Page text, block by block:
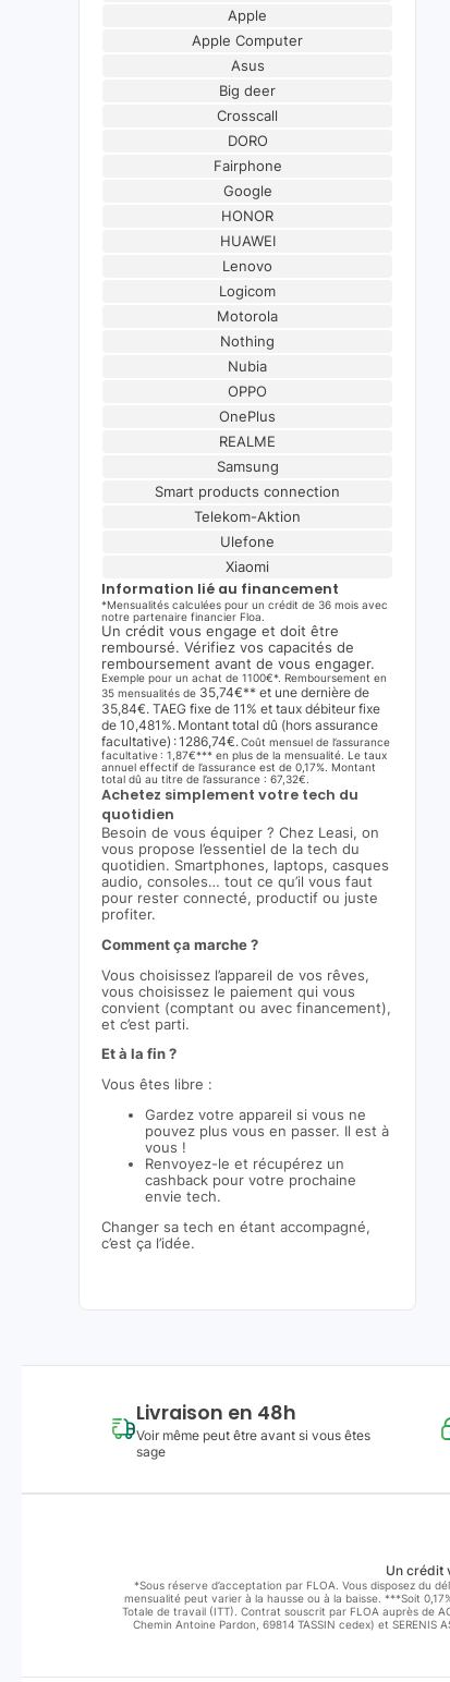
Apple
Apple Computer
Asus
Big deer
Crosscall
DORO
Fairphone
Google
HONOR
HUAWEI
Lenovo
Logicom
Motorola
Nothing
Nubia
OPPO
OnePlus
REALME
Samsung
Smart products connection
Telekom-Aktion
Ulefone
Xiaomi
Information lié au financement
*Mensualités calculées pour un crédit de 36 mois avec
notre partenaire financier Floa.
Un crédit vous engage et doit être
remboursé. Vérifiez vos capacités de
remboursement avant de vous engager.
Exemple pour un achat de 1100€*. Remboursement en
35 mensualités de 35,74€** et une dernière de
35,84€. TAEG fixe de 11% et taux débiteur fixe
de 10,481%. Montant total dû (hors assurance
facultative) : 1286,74€.Coût mensuel de l’assurance
facultative : 1,87€*** en plus de la mensualité. Le taux
annuel effectif de l’assurance est de 0,17%. Montant
total dû au titre de l’assurance : 67,32€.
Achetez simplement votre tech du
quotidien
Besoin de vous équiper ? Chez Leasi, on
vous propose l’essentiel de la tech du
quotidien. Smartphones, laptops, casques
audio, consoles… tout ce qu’il vous faut
pour rester connecté, productif ou juste
profiter.
Comment ça marche ?
Vous choisissez l’appareil de vos rêves,
vous choisissez le paiement qui vous
convient (comptant ou avec financement),
et c’est parti.
Et à la fin ?
Vous êtes libre :
Gardez votre appareil si vous ne
pouvez plus vous en passer. Il est à
vous !
Renvoyez-le et récupérez un
cashback pour votre prochaine
envie tech.
Changer sa tech en étant accompagné,
c’est ça l’idée.
Livraison en 48h
Voir même peut être avant si vous êtes
sage
Un crédit
*Sous réserve d’acceptation par FLOA. Vous disposez du
mensualité peut varier à la hausse ou à la baisse. ***Soit
Totale de travail (ITT). Contrat souscrit par FLOA auprès de
Chemin Antoine Pardon, 69814 TASSIN cedex) et SERENIS